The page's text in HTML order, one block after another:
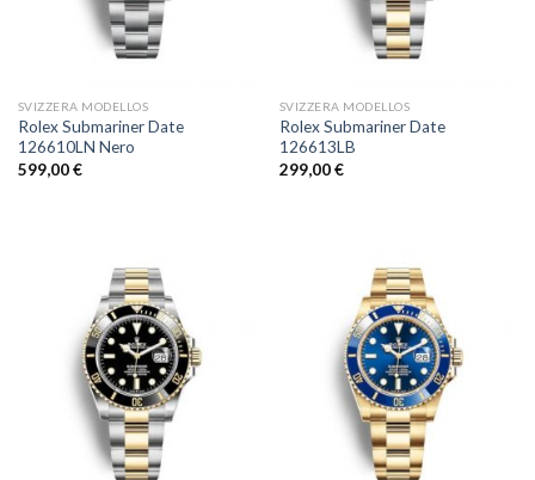
SVIZZERA MODELLOS
Rolex Submariner Date
126610LN Nero
599,00€
SVIZZERA MODELLOS
Rolex Submariner Date
126613LB
299,00€